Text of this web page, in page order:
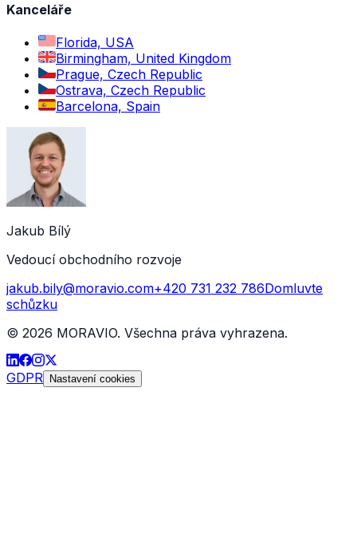
Kanceláře
Florida, USA
Birmingham, United Kingdom
Prague, Czech Republic
Ostrava, Czech Republic
Barcelona, Spain
Jakub Bílý
Vedoucí obchodního rozvoje
jakub.bily@moravio.com+420 731 232 786Domluvte
schůzku
© 2026 MORAVIO. Všechna práva vyhrazena.
GDPR Nastavení cookies